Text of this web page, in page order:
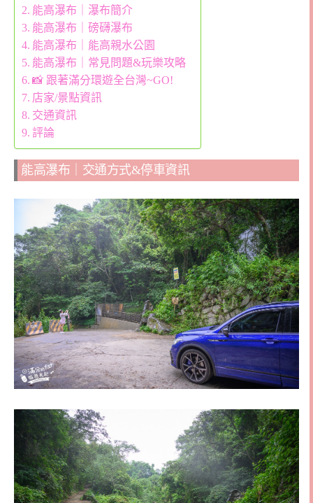
能高瀑布｜瀑布簡介
能高瀑布｜磅礴瀑布
能高瀑布｜能高親水公園
能高瀑布｜常見問題&玩樂攻略
📸 跟著滿分環遊全台灣~GO!
店家/景點資訊
交通資訊
評論
能高瀑布｜交通方式&停車資訊